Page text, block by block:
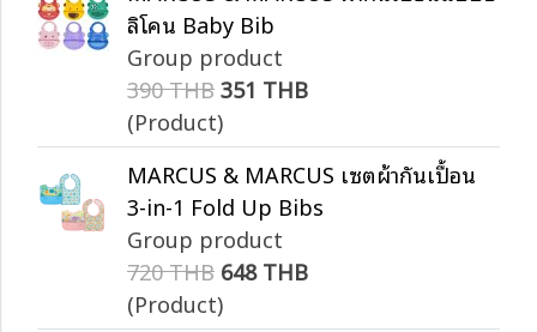
ลิโคน Baby Bib
Group product
390 THB351 THB
(Product)
MARCUS & MARCUS เซตผ้ากันเปื้อน
3-in-1 Fold Up Bibs
Group product
720 THB 648 THB
(Product)